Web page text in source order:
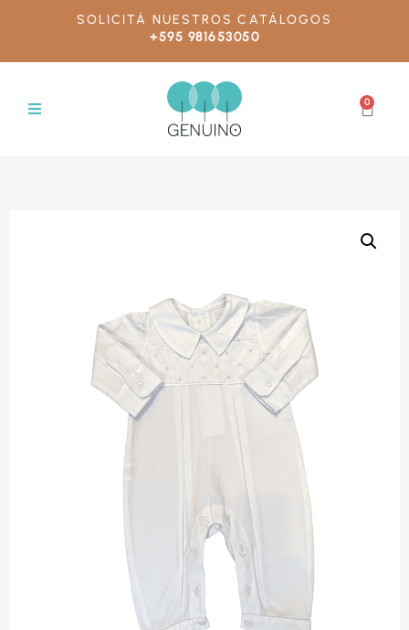
SOLICITÁ NUESTROS CATÁLOGOS
+595 981653050
0